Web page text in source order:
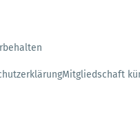
Mitgliedschaft